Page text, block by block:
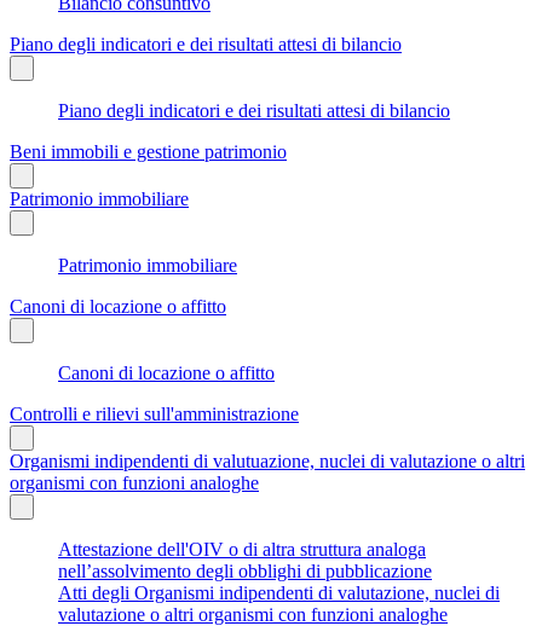
Piano degli indicatori e dei risultati attesi di bilancio
Piano degli indicatori e dei risultati attesi di bilancio
Beni immobili e gestione patrimonio
Patrimonio immobiliare
Patrimonio immobiliare
Canoni di locazione o affitto
Canoni di locazione o affitto
Controlli e rilievi sull'amministrazione
Organismi indipendenti di valutuazione, nuclei di valutazione o altri
organismi con funzioni analoghe
Attestazione dell'OIV o di altra struttura analoga
nell’assolvimento degli obblighi di pubblicazione
Atti degli Organismi indipendenti di valutazione, nuclei di
valutazione o altri organismi con funzioni analoghe